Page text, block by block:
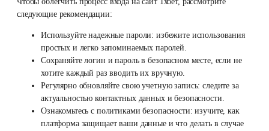
следующие рекомендации:
Используйте надежные пароли: избежите использования
простых и легко запоминаемых паролей.
Сохраняйте логин и пароль в безопасном месте, если не
хотите каждый раз вводить их вручную.
Регулярно обновляйте свою учетную запись: следите за
актуальностью контактных данных и безопасности.
Ознакомьтесь с политиками безопасности: изучите, как
платформа защищает ваши данные и что делать в случае